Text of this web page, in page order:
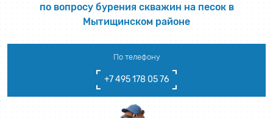
по вопросу бурения скважин на песок в
Мытищинском районе
По телефону
+7 495 178 05 76